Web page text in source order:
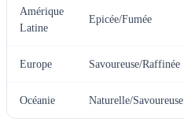
Amérique
Latine
Epicée/Fumée
Europe Savoureuse/Raffinée
Océanie Naturelle/Savoureuse